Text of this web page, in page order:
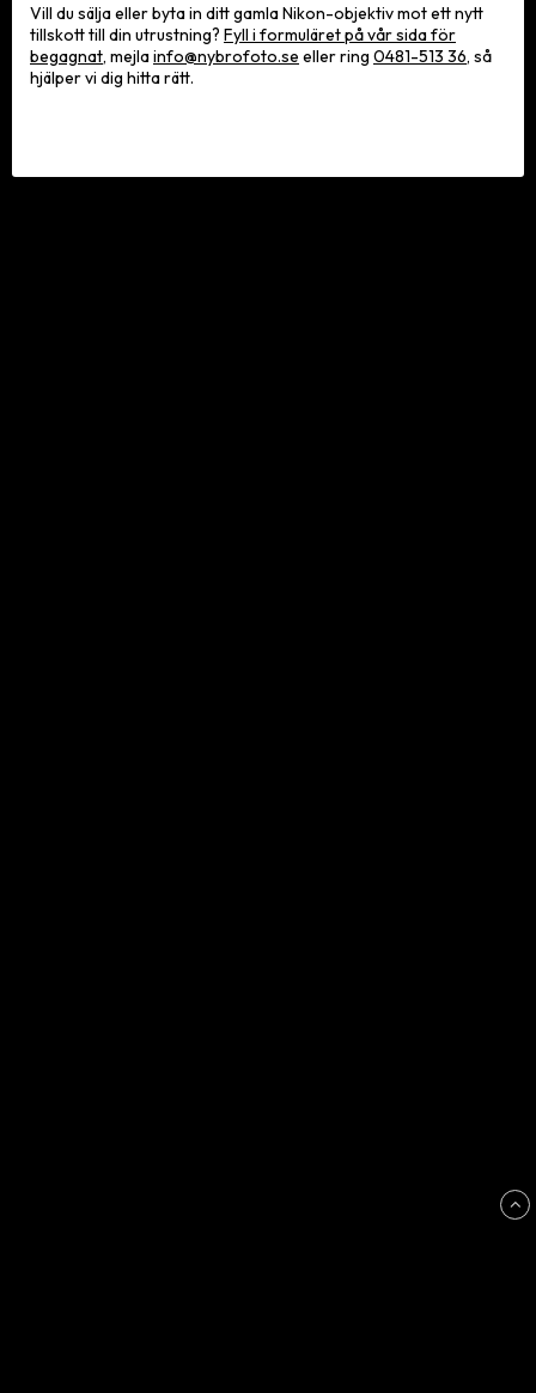
Vill du sälja eller byta in ditt gamla Nikon-objektiv mot ett nytt
tillskott till din utrustning? Fyll i formuläret på vår sida för
begagnat, mejlainfo@nybrofoto.se eller ring 0481-513 36, så
hjälper vi dig hitta rätt.